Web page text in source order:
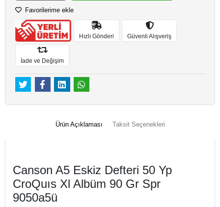
Favorilerime ekle
Hızlı Gönderi Güvenli Alışveriş
İade ve Değişim
Ürün Açıklaması Taksit Seçenekleri
Canson A5 Eskiz Defteri 50 Yp
CroQuıs Xl Albüm 90 Gr Spr
9050a5ü